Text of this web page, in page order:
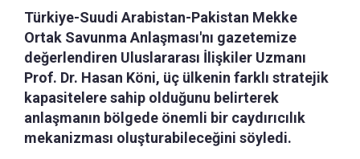
Türkiye-Suudi Arabistan-Pakistan Mekke
Ortak Savunma Anlaşması'nı gazetemize
değerlendiren Uluslararası İlişkiler Uzmanı
Prof. Dr. Hasan Köni, üç ülkenin farklı stratejik
kapasitelere sahip olduğunu belirterek
anlaşmanın bölgede önemli bir caydırıcılık
mekanizması oluşturabileceğini söyledi.